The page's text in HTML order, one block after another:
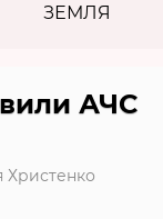
ЗЕМЛЯ
АЧС
Христенко